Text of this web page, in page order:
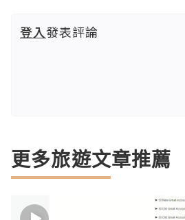
登入發表評論
更多旅遊文章推薦